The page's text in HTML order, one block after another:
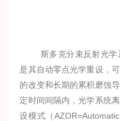
斯多克分束反射光学系
是其自动零点光学重设，
的改变和长期的累积磨蚀
定时间间隔内，光学系统
设模式（